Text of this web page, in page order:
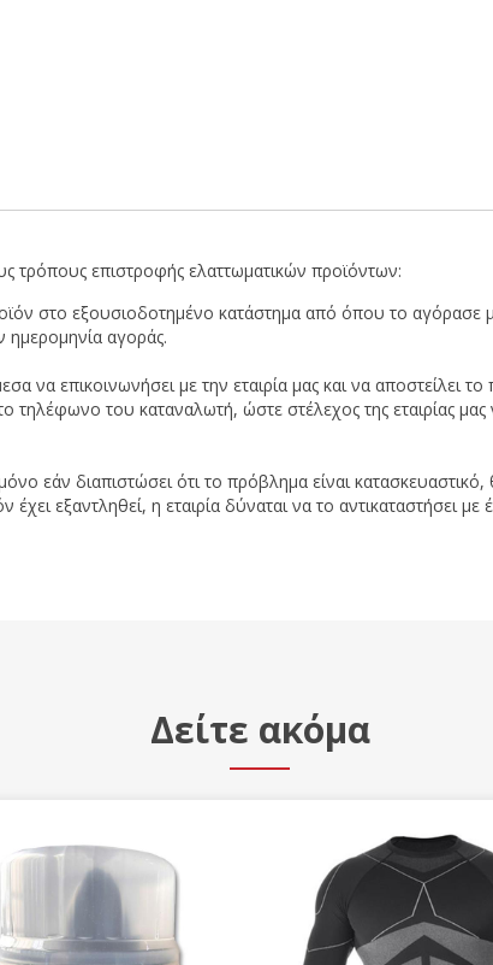
τρόπους επιστροφής ελαττωματικών προϊόντων:
στο εξουσιοδοτημένο κατάστημα από όπου το αγόρασε
ημερομηνία αγοράς.
να επικοινωνήσει με την εταιρία μας και να
τηλέφωνο του καταναλωτή, ώστε στέλεχος της εταιρίας
εάν διαπιστώσει ότι το πρόβλημα είναι
εξαντληθεί, η εταιρία δύναται να το αντικαταστήσει με
Δείτε ακόμα